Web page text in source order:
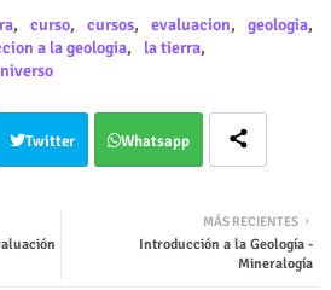
curso cursos evaluacion
geologia
a la geologia
la tierra
Twitter Whatsapp
MÁS RECIENTES
Introducción a la Geología -
Mineralogía